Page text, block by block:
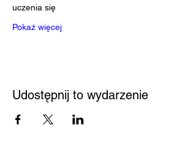
uczenia się
Pokaż więcej
Udostępnij to wydarzenie